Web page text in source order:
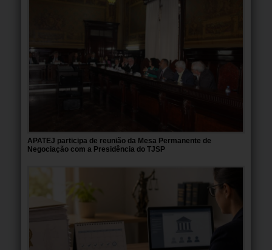
APATEJ participa de reunião da Mesa Permanente de
Negociação com a Presidência do TJSP